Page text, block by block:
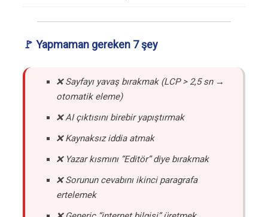
🚩 Yapmaman gereken 7 şey
❌ Sayfayı yavaş bırakmak (LCP > 2,5 sn →
otomatik eleme)
❌ AI çıktısını birebir yapıştırmak
❌ Kaynaksız iddia atmak
❌ Yazar kısmını “Editör” diye bırakmak
❌ Sorunun cevabını ikinci paragrafa
ertelemek